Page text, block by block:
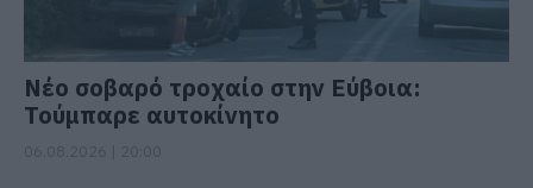
Νέο σοβαρό τροχαίο στην Εύβοια:
Τούμπαρε αυτοκίνητο